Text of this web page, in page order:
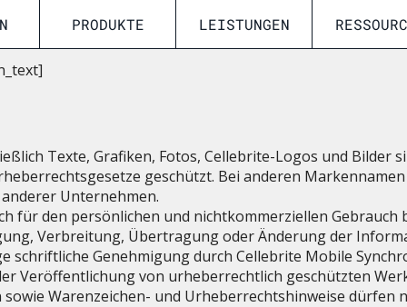
PRODUKTE LEISTUNGEN
Texte, Grafiken, Fotos, Cellebrite-Logos und Bilder
geschützt. Bei anderen
Unternehmen.
für den persönlichen und nichtkommerziellen
Verbreitung, Übertragung oder Änderung der
schriftliche Genehmigung durch Cellebrite Mobile
Veröffentlichung von urheberrechtlich geschützten
Warenzeichen- und Urheberrechtshinweise dürfen